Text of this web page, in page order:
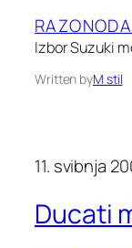
RAZONODA
Izbor Suzuki
Written byM stil
11. svibnja
Ducati